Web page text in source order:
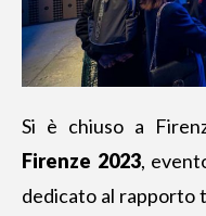
Si è chiuso a
Firenze 2023,
dedicato al rapporto